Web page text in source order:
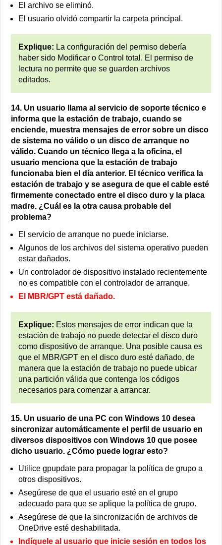
El archivo se eliminó.
El usuario olvidó compartir la carpeta principal.
Explique: La configuración del permiso debería
haber sido Modificar o Control total. El permiso de
lectura no permite que se guarden archivos
editados.
14. Un usuario llama al servicio de soporte técnico e
informa que la estación de trabajo, cuando se
enciende, muestra mensajes de error sobre un disco
de sistema no válido o un disco de arranque no
válido. Cuando un técnico llega a la oficina, el
usuario menciona que la estación de trabajo
funcionaba bien el día anterior. El técnico verifica la
estación de trabajo y se asegura de que el cable esté
firmemente conectado entre el disco duro y la placa
madre. ¿Cuál es la otra causa probable del
problema?
El servicio de arranque no puede iniciarse.
Algunos de los archivos del sistema operativo pueden
estar dañados.
Un controlador de dispositivo instalado recientemente
no es compatible con el controlador de arranque.
El MBR/GPT está dañado.
Explique: Estos mensajes de error indican que la
estación de trabajo no puede detectar el disco duro
como dispositivo de arranque. Una posible causa es
que el MBR/GPT en el disco duro esté dañado, de
manera que la estación de trabajo no puede ubicar
una partición válida que contenga los códigos
necesarios para comenzar a arrancar.
15. Un usuario de una PC con Windows 10 desea
sincronizar automáticamente el perfil de usuario en
diversos dispositivos con Windows 10 que posee
dicho usuario. ¿Cómo puede lograr esto?
Utilice gpupdate para propagar la política de grupo a
otros dispositivos.
Asegúrese de que el usuario esté en el grupo
adecuado para que se aplique la política de grupo.
Asegúrese de que la sincronización de archivos de
OneDrive esté deshabilitada.
Indíquele al usuario que inicie sesión en todos los